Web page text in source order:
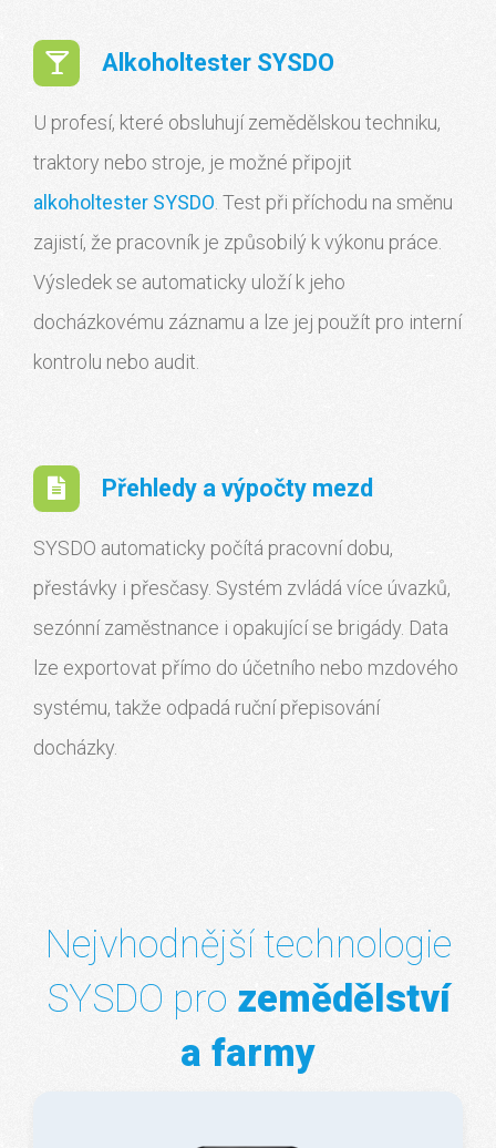
Alkoholtester SYSDO
U profesí, které obsluhují zemědělskou techniku,
traktory nebo stroje, je možné připojit
alkoholtester SYSDO. Test při příchodu na směnu
zajistí, že pracovník je způsobilý k výkonu práce.
Výsledek se automaticky uloží k jeho
docházkovému záznamu a lze jej použít pro interní
kontrolu nebo audit.
Přehledy a výpočty mezd
SYSDO automaticky počítá pracovní dobu,
přestávky i přesčasy. Systém zvládá více úvazků,
sezónní zaměstnance i opakující se brigády. Data
lze exportovat přímo do účetního nebo mzdového
systému, takže odpadá ruční přepisování
docházky.
Nejvhodnější technologie
SYSDO pro zemědělství
a farmy